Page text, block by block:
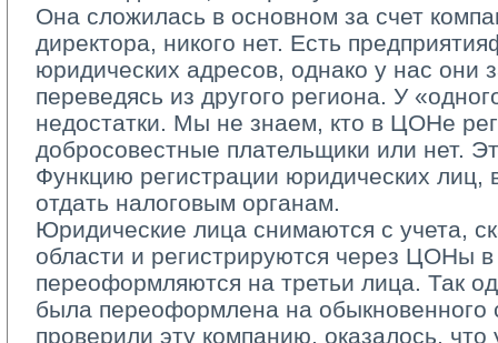
Она сложилась в основном за счет
директора, никого нет. Есть
юридических адресов, однако у нас они
переведясь из другого региона. У
недостатки. Мы не знаем, кто в ЦОНе
добросовестные плательщики или нет.
Функцию регистрации юридических лиц,
отдать налоговым органам.
Юридические лица снимаются с учета,
области и регистрируются через ЦОНы
переоформляются на третьи лица. Так
была переоформлена на обыкновенного
проверили эту компанию, оказалось, что